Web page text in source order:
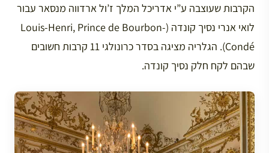
הקרבות שעוצבה ע”י אדריכל המלך ז’ול ארדווה מנסאר עבור
לואי אנרי נסיך קונדה (Louis-Henri, Prince de Bourbon-
Condé). הגלריה מציגה בסדר כרונולגי 11 קרבות חשובים
שבהם לקח חלק נסיך קונדה.